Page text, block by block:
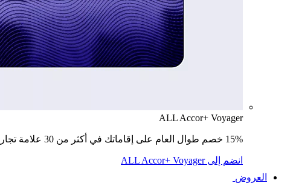
ALL Accor+ Voyager
15% خصم طوال العام على إقاماتك في أكثر من 30 علامة تجارية.
انضم إلى ALL Accor+ Voyager
العروض